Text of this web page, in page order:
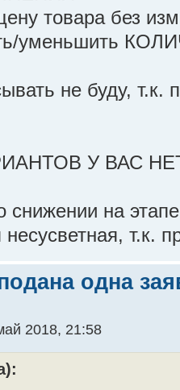
товара без
уменьшить
не буду, т.к.
У ВАС
на этапе
т.к.
одна
2018, 21:58